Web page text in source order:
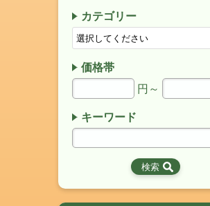
カテゴリー
価格帯
円～
キーワード